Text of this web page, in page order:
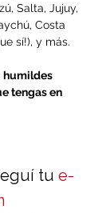
Salta, Jujuy,
Costa
sí!), y más.
humildes
tengas en
tu e-